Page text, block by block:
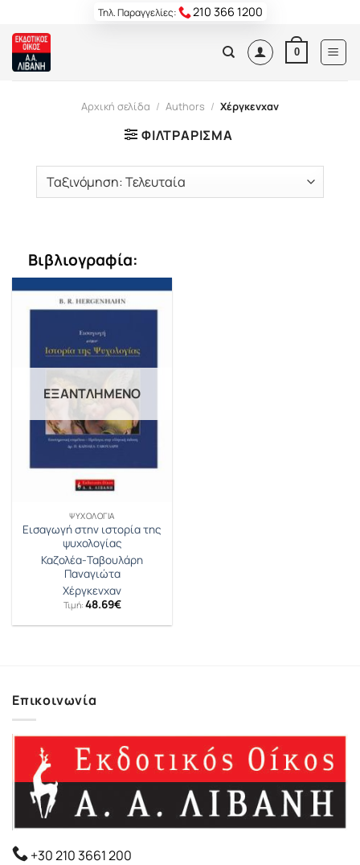
content
Τηλ. Παραγγελίες: 210 366 1200
0
Αρχική σελίδα / Authors / Χέργκενχαν
ΦΙΛΤΡΆΡΙΣΜΑ
Βιβλιογραφία:
ΕΞΑΝΤΛΗΜΈΝΟ
ΨΥΧΟΛΟΓΊΑ
Εισαγωγή στην ιστορία της
ψυχολογίας
Καζολέα-Ταβουλάρη
Παναγιώτα
Χέργκενχαν
Τιμή: 48.69€
Επικοινωνία
+30 210 3661 200